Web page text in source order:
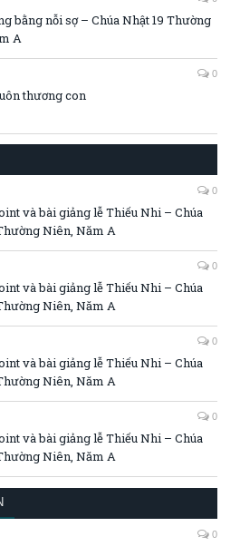
bằng nỗi sợ – Chúa Nhật 19 Thường
A
0
thương con
0
và bài giảng lễ Thiếu Nhi – Chúa
Niên, Năm A
0
và bài giảng lễ Thiếu Nhi – Chúa
Niên, Năm A
0
và bài giảng lễ Thiếu Nhi – Chúa
Niên, Năm A
0
và bài giảng lễ Thiếu Nhi – Chúa
Niên, Năm A
0